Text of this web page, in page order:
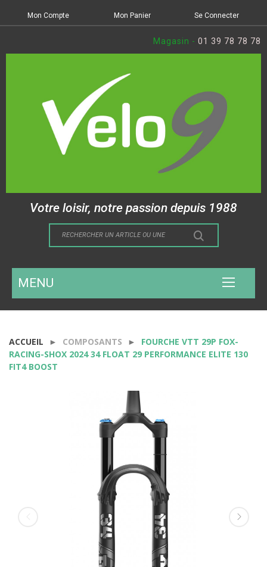
Mon Compte Mon Panier Se Connecter
Magasin - 01 39 78 78 78
Votre loisir, notre passion depuis 1988
MENU
ACCUEIL COMPOSANTS
FOURCHE VTT 29P FOX-
RACING-SHOX 2024 34 FLOAT 29 PERFORMANCE ELITE 130
FIT4 BOOST